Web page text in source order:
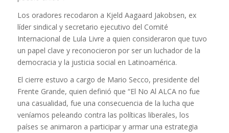
Los oradores recodaron a Kjeld Aagaard Jakobsen, ex
líder sindical y secretario ejecutivo del Comité
Internacional de Lula Livre a quien consideraron que tuvo
un papel clave y reconocieron por ser un luchador de la
democracia y la justicia social en Latinoamérica.
El cierre estuvo a cargo de Mario Secco, presidente del
Frente Grande, quien definió que “El No Al ALCA no fue
una casualidad, fue una consecuencia de la lucha que
veníamos peleando contra las políticas liberales, los
países se animaron a participar y armar una estrategia